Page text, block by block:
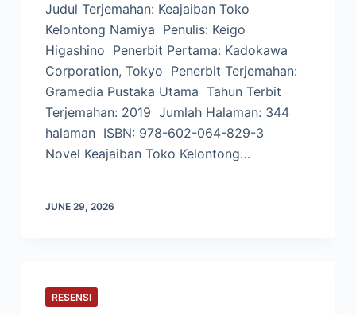
Judul Terjemahan: Keajaiban Toko
Kelontong Namiya Penulis: Keigo
Higashino Penerbit Pertama: Kadokawa
Corporation, Tokyo Penerbit Terjemahan:
Gramedia Pustaka Utama Tahun Terbit
Terjemahan: 2019 Jumlah Halaman: 344
halaman ISBN: 978-602-064-829-3
Novel Keajaiban Toko Kelontong…
JUNE 29, 2026
RESENSI